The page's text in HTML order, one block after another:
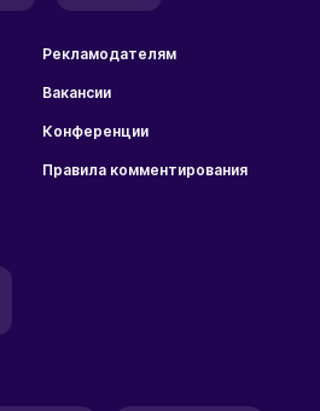
Рекламодателям
Вакансии
Конференции
Правила комментирования